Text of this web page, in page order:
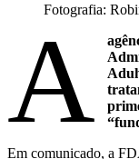
Fotografia:
A
Em comunicado, a